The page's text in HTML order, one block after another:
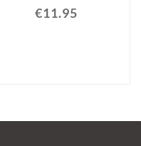
€11.95